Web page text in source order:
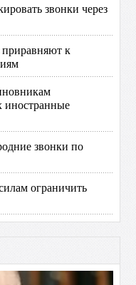
звонки через
к
иностранные
звонки по
ограничить